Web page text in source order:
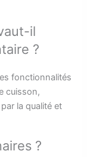
il
?
fonctionnalités
cuisson,
la qualité et
?